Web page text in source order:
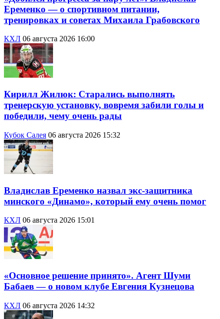
Еременко — о спортивном питании,
тренировках и советах Михаила Грабовского
КХЛ 06 августа 2026 16:00
Кирилл Жилюк: Старались выполнять
тренерскую установку, вовремя забили голы и
победили, чему очень рады
Кубок Салея 06 августа 2026 15:32
Владислав Еременко назвал экс-защитника
минского «Динамо», который ему очень помог
КХЛ 06 августа 2026 15:01
«Основное решение принято». Агент Шуми
Бабаев — о новом клубе Евгения Кузнецова
КХЛ 06 августа 2026 14:32